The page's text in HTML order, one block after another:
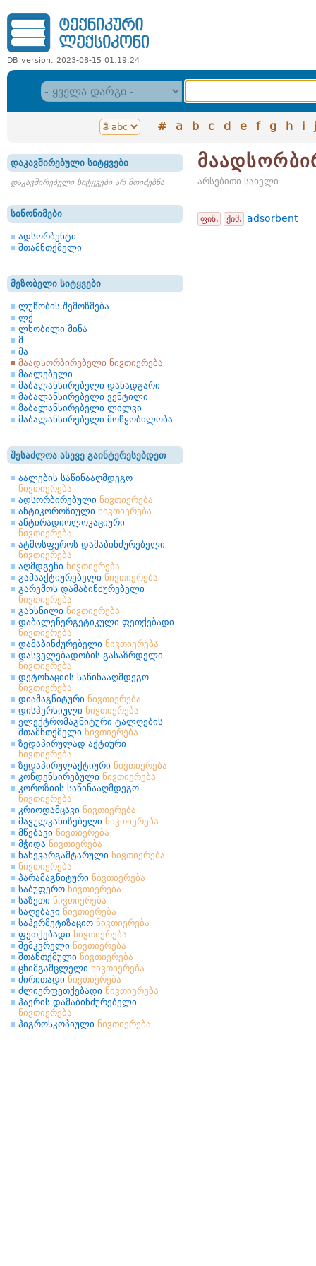
DB version: 2023-08-15 01:19:24
# a b c d e f g h i j
დაკავშირებული სიტყვები
დაკავშირებული სიტყვები არ მოიძებნა
სინონიმები
ადსორბენტი
შთამნთქმელი
მეზობელი სიტყვები
ლუწობის შემოწმება
ლქ
ლხობილი მინა
მ
მა
მაადსორბირებელი ნივთიერება
მაალებელი
მაბალანსირებელი დანადგარი
მაბალანსირებელი ვენტილი
მაბალანსირებელი ლილვი
მაბალანსირებელი მოწყობილობა
შესაძლოა ასევე გაინტერესებდეთ
აალების საწინააღმდეგო
ნივთიერება
ადსორბირებული ნივთიერება
ანტიკოროზიული ნივთიერება
ანტირადიოლოკაციური
ნივთიერება
ატმოსფეროს დამაბინძურებელი
ნივთიერება
აღმდგენი ნივთიერება
გამააქტიურებელი ნივთიერება
გარემოს დამაბინძურებელი
ნივთიერება
გახსნილი ნივთიერება
დაბალენერგეტიკული ფეთქებადი
ნივთიერება
დამაბინძურებელი ნივთიერება
დასველებადობის გასაზრდელი
ნივთიერება
დეტონაციის საწინააღმდეგო
ნივთიერება
დიამაგნიტური ნივთიერება
დისპერსიული ნივთიერება
ელექტრომაგნიტური ტალღების
შთამნთქმელი ნივთიერება
ზედაპირულად აქტიური
ნივთიერება
ზედაპირულაქტიური ნივთიერება
კონდენსირებული ნივთიერება
კოროზიის საწინააღმდეგო
ნივთიერება
კრიოდამცავი ნივთიერება
მავულკანიზებელი ნივთიერება
მწებავი ნივთიერება
მჭიდა ნივთიერება
ნახევარგამტარული ნივთიერება
ნივთიერება
პარამაგნიტური ნივთიერება
საბუფერო ნივთიერება
საზეთი ნივთიერება
საღებავი ნივთიერება
საჰერმეტიზაციო ნივთიერება
ფეთქებადი ნივთიერება
შემკვრელი ნივთიერება
შთანთქმული ნივთიერება
ცხიმგამცლელი ნივთიერება
ძირითადი ნივთიერება
ძლიერფეთქებადი ნივთიერება
ჰაერის დამაბინძურებელი
ნივთიერება
ჰიგროსკოპიული ნივთიერება
არსებითი სახელი
ფიზ. ქიმ. adsorbent